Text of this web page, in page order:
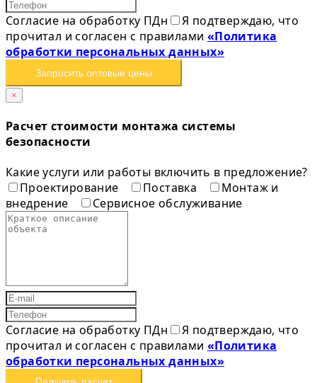
Согласие на обработку ПДн
Я подтверждаю, что
прочитал и согласен с правилами «Политика
обработки персональных данных»
Запросить оптовые цены
×
Расчет стоимости монтажа системы
безопасности
Какие услуги или работы включить в предложение?
Проектирование
Поставка
Монтаж и
внедрение
Сервисное обслуживание
Согласие на обработку ПДн
Я подтверждаю, что
прочитал и согласен с правилами «Политика
обработки персональных данных»